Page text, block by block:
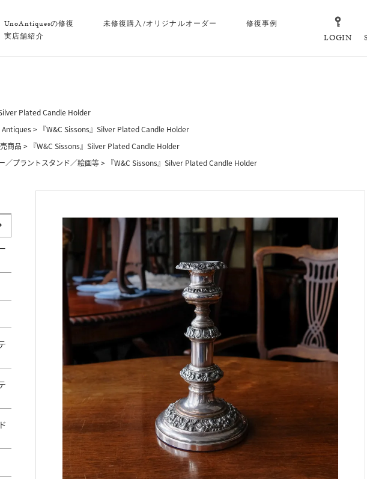
UnoAntiquesの修復 未修復購入/オリジナルオーダー
修復事例
実店舗紹介 LOGIN
Plated Candle Holder
『W&C Sissons』Silver Plated Candle Holder
商品
『W&C Sissons』Silver Plated Candle Holder
／プラントスタンド／絵画等 『W&C Sissons』Silver Plated Candle Holder